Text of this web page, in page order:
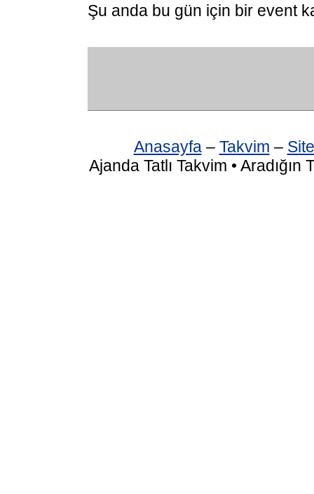
Şu anda bu gün için bir event
Anasayfa– Takvim –
Ajanda Tatlı Takvim •